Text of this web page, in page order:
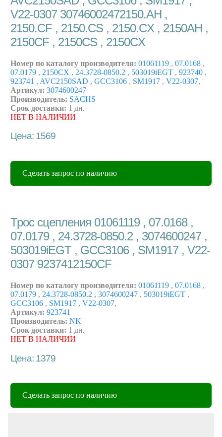
V22-0307 30746002472150.AH ,
2150.CF , 2150.CS , 2150.CX , 2150AH ,
2150CF , 2150CS , 2150CX
Номер по каталогу производителя: 01061119 , 07.0168 ,
07.0179 , 2150CX , 24.3728-0850.2 , 503019iEGT , 923740 ,
923741 , AVC2150SAD , GCC3106 , SM1917 , V22-0307,
Артикул: 3074600247
Производитель: SACHS
Срок доставки: 1 дн.
НЕТ В НАЛИЧИИ
Цена: 1569
Сделать запрос по наличию
Трос сцепления 01061119 , 07.0168 ,
07.0179 , 24.3728-0850.2 , 3074600247 ,
503019iEGT , GCC3106 , SM1917 , V22-
0307 9237412150CF
Номер по каталогу производителя: 01061119 , 07.0168 ,
07.0179 , 24.3728-0850.2 , 3074600247 , 503019iEGT ,
GCC3106 , SM1917 , V22-0307,
Артикул: 923741
Производитель: NK
Срок доставки: 1 дн.
НЕТ В НАЛИЧИИ
Цена: 1379
Сделать запрос по наличию